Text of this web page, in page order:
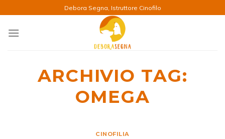
ai
contenuti
Debora Segna, Istruttore Cinofilo
ARCHIVIO TAG:
OMEGA
CINOFILIA